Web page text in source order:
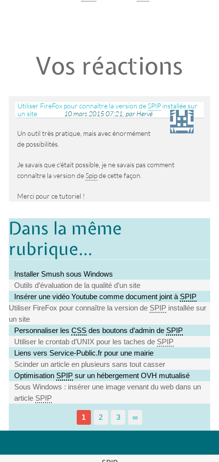
Vos réactions
Utiliser FireFox pour connaître la version deSPIPinstallée sur
un site
10 mars 2015 07:21, par Hervé
Un outil très pratique, mais avec énormément
de possibilités.
Je savais que c’était possible, je ne savais pas comment
connaître la version deSpipde cette façon.
Merci pour ce tutoriel !
Dans la même
rubrique…
Installer Smush sous Windows
Outils d’évaluation de la qualité d’un site
Insérer une vidéo Youtube comme document joint à SPIP
Utiliser FireFox pour connaître la version de SPIP installée sur
un site
Personnaliser lesCSS des boutons d’admin de SPIP
Utiliser le crontab d’UNIX pour les taches de SPIP
Liens vers Service-Public.fr pour une mairie
Scinder un article en plusieurs sans tout casser
Optimisation SPIP sur un hébergement OVH mutualisé
Sous Windows : insérer une image venant du web dans un
article SPIP
1 2 3 ∞